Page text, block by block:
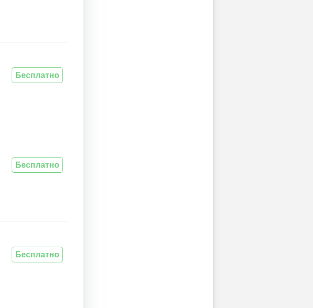
Бесплатно
Бесплатно
Бесплатно